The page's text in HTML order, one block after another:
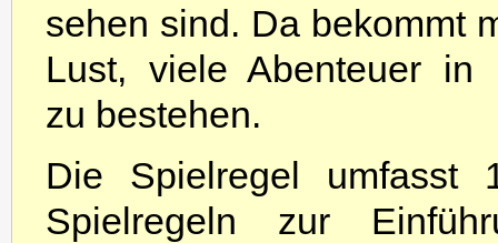
sehen sind. Da bekommt
Lust, viele Abenteuer in
zu bestehen.
Die Spielregel
Spielregeln zur